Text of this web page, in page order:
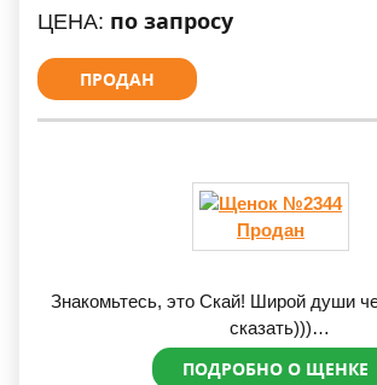
ЦЕНА: по запросу
ПРОДАН
Продан
Знакомьтесь, это Скай! Широй души
сказать)))
Уверен в себе, покладист,
ПОДРОБНО О ЩЕНКЕ